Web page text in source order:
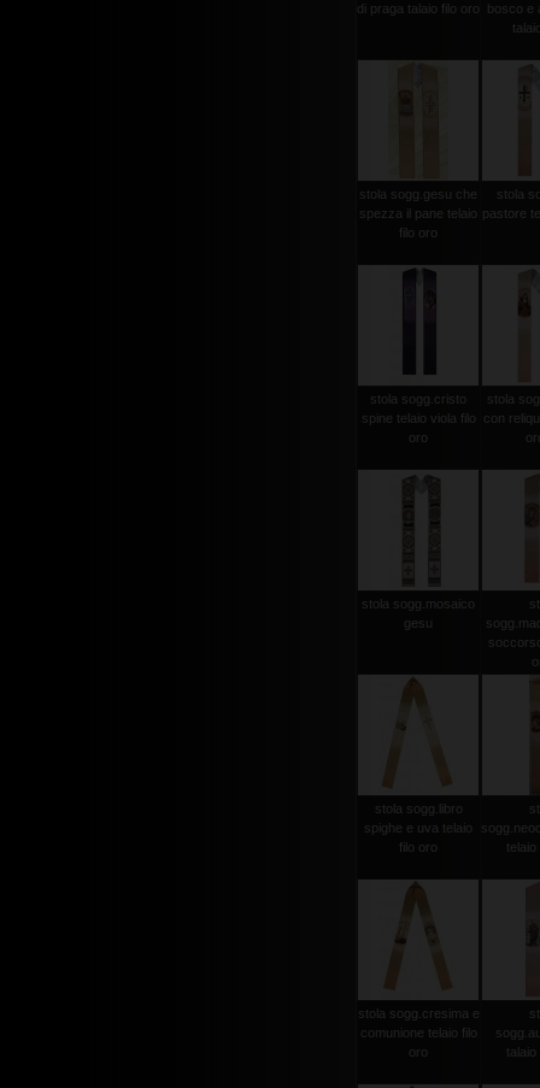
di praga talaio filo oro
bosco e
stola sogg.gesu che
spezza il pane telaio
filo oro
stola
pastore
stola sogg.cristo
spine telaio viola filo
oro
stola
con
stola sogg.mosaico
gesu
stola sogg.libro
spighe e uva telaio
filo oro
telaio
stola sogg.cresima e
comunione telaio filo
oro
talaio